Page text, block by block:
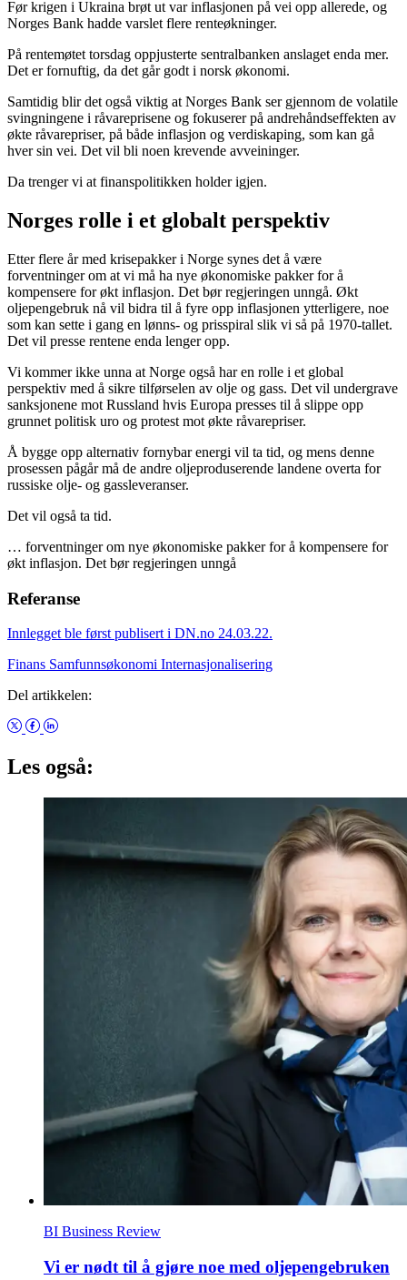
Før krigen i Ukraina brøt ut var inflasjonen på vei opp allerede, og
Norges Bank hadde varslet flere renteøkninger.
På rentemøtet torsdag oppjusterte sentralbanken anslaget enda mer.
Det er fornuftig, da det går godt i norsk økonomi.
Samtidig blir det også viktig at Norges Bank ser gjennom de volatile
svingningene i råvareprisene og fokuserer på andrehåndseffekten av
økte råvarepriser, på både inflasjon og verdiskaping, som kan gå
hver sin vei. Det vil bli noen krevende avveininger.
Da trenger vi at finanspolitikken holder igjen.
Norges rolle i et globalt perspektiv
Etter flere år med krisepakker i Norge synes det å være
forventninger om at vi må ha nye økonomiske pakker for å
kompensere for økt inflasjon. Det bør regjeringen unngå. Økt
oljepengebruk nå vil bidra til å fyre opp inflasjonen ytterligere, noe
som kan sette i gang en lønns- og prisspiral slik vi så på 1970-tallet.
Det vil presse rentene enda lenger opp.
Vi kommer ikke unna at Norge også har en rolle i et global
perspektiv med å sikre tilførselen av olje og gass. Det vil undergrave
sanksjonene mot Russland hvis Europa presses til å slippe opp
grunnet politisk uro og protest mot økte råvarepriser.
Å bygge opp alternativ fornybar energi vil ta tid, og mens denne
prosessen pågår må de andre oljeproduserende landene overta for
russiske olje- og gassleveranser.
Det vil også ta tid.
… forventninger om nye økonomiske pakker for å kompensere for
økt inflasjon. Det bør regjeringen unngå
Referanse
Innlegget ble først publisert i DN.no 24.03.22.
Finans Samfunnsøkonomi Internasjonalisering
Del artikkelen:
Les også:
BI Business Review
Vi er nødt til å gjøre noe med oljepengebruken